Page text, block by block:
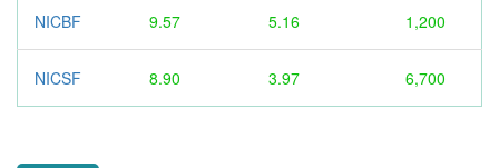
NICBF 9.57 5.16 1,200
NICSF 8.90 3.97 6,700